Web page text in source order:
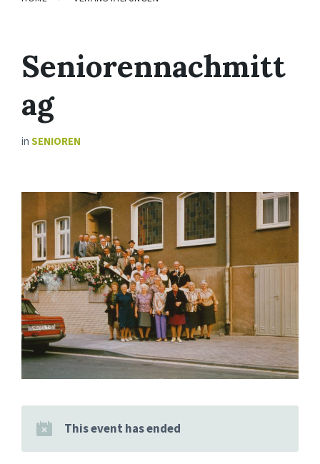
Seniorennachmitt
ag
in SENIOREN
This event has ended